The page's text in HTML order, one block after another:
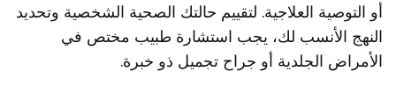
أو التوصية العلاجية. لتقييم حالتك الصحية الشخصية وتحديد
النهج الأنسب لك، يجب استشارة طبيب مختص في
الأمراض الجلدية أو جراح تجميل ذو خبرة.